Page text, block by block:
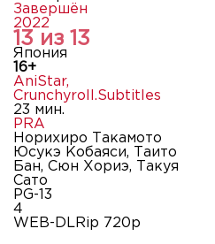
Завершён
2022
13 из 13
Япония
16+
AniStar,
Crunchyroll.Subtitles
23 мин.
PRA
Норихиро Такамото
Юсукэ Кобаяси, Таито
Бан, Сюн Хориэ, Такуя
Сато
PG-13
4
WEB-DLRip 720p